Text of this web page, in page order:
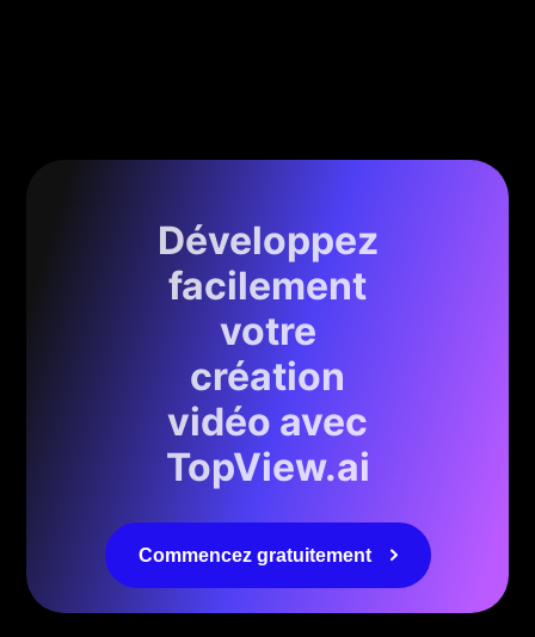
Développez
facilement
votre
création
vidéo avec
TopView.ai
Commencez gratuitement